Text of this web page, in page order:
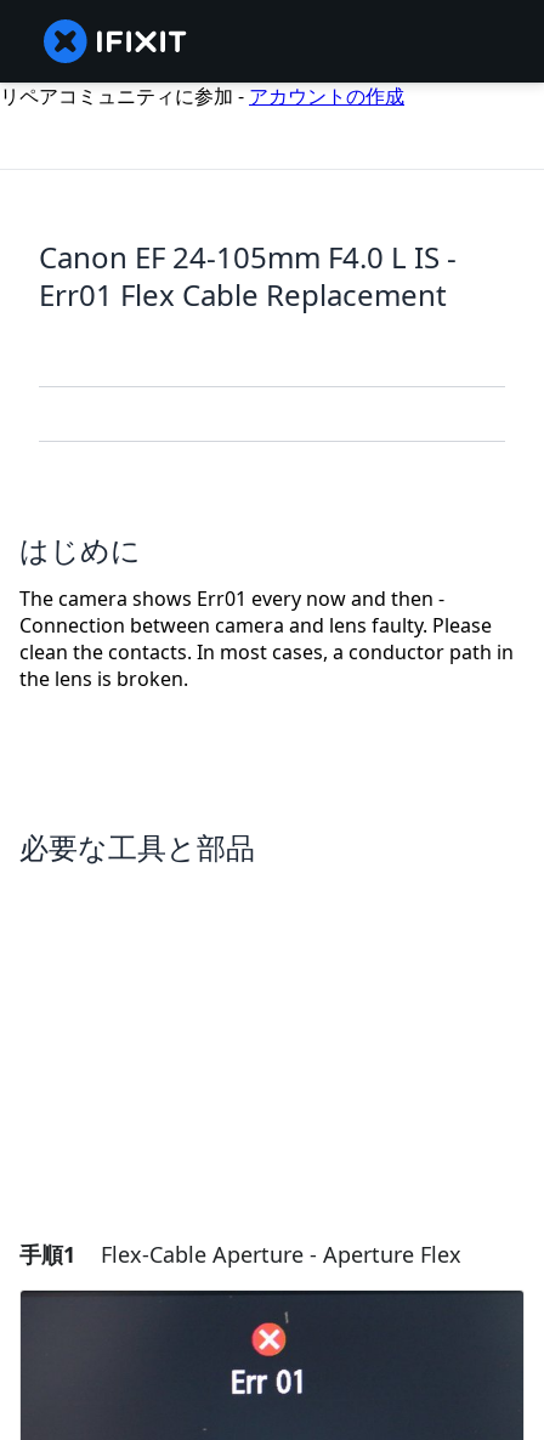
リペアコミュニティに参加 - アカウントの作成
Canon EF 24-105mm F4.0 L IS -
Err01 Flex Cable Replacement
はじめに
The camera shows Err01 every now and then -
Connection between camera and lens faulty. Please
clean the contacts. In most cases, a conductor path in
the lens is broken.
必要な工具と部品
手順1 Flex-Cable Aperture - Aperture Flex